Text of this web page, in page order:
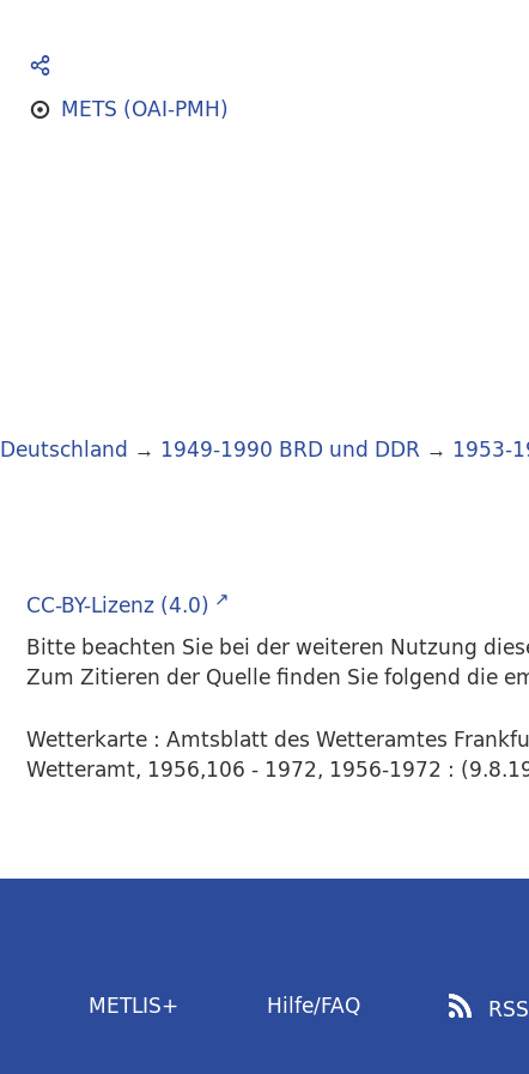
METS (OAI-PMH)
Deutschland → 1949-1990 BRD und DDR → 1953-
CC-BY-Lizenz (4.0)
Bitte beachten Sie bei der weiteren Nutzung
Zum Zitieren der Quelle finden Sie folgend die
Wetterkarte : Amtsblatt des Wetteramtes
Wetteramt, 1956,106 - 1972, 1956-1972 :
METLIS+ Hilfe/FAQ